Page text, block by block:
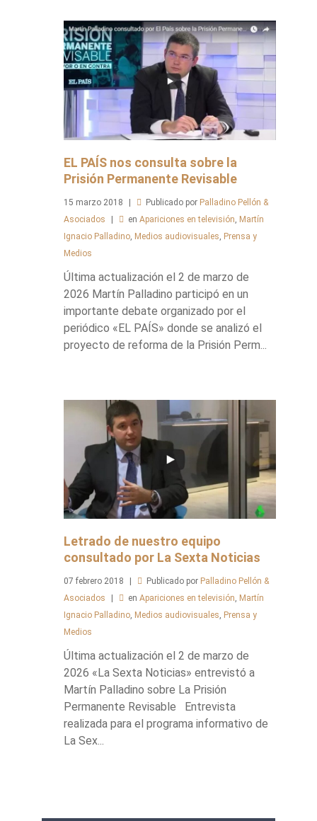
EL PAÍS nos consulta sobre la
Prisión Permanente Revisable
15 marzo 2018 Publicado por Palladino Pellón &
Asociados
en Apariciones en televisión Martín
Ignacio Palladino Medios audiovisuales Prensa y
Medios
Última actualización el 2 de marzo de
2026 Martín Palladino participó en un
importante debate organizado por el
periódico «EL PAÍS» donde se analizó el
proyecto de reforma de la Prisión Perm...
Letrado de nuestro equipo
consultado por La Sexta Noticias
07 febrero 2018 Publicado por Palladino Pellón &
Asociados
en Apariciones en televisión, Martín
Ignacio Palladino, Medios audiovisuales, Prensa y
Medios
Última actualización el 2 de marzo de
2026 «La Sexta Noticias» entrevistó a
Martín Palladino sobre La Prisión
Permanente Revisable Entrevista
realizada para el programa informativo de
La Sex...